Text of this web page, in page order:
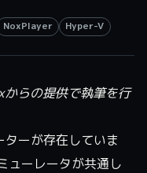
NoxPlayer Hyper-V
らの提供で執筆を行
ーが存在していま
ューレータが共通し